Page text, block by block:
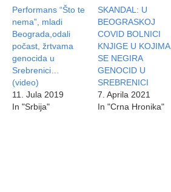
Performans “Što te
nema”, mladi
Beograda,odali
počast, žrtvama
genocida u
Srebrenici…
(video)
11. Jula 2019
In "Srbija"
SKANDAL: U
BEOGRASKOJ
COVID BOLNICI
KNJIGE U KOJIMA
SE NEGIRA
GENOCID U
SREBRENICI
7. Aprila 2021
In "Crna Hronika"